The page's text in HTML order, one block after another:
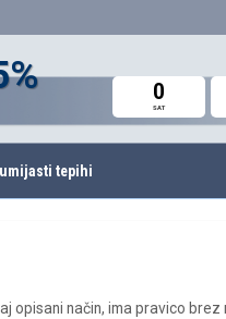
0
SAT
0
SAT
0
SAT
tepihi
opisani način, ima pravico